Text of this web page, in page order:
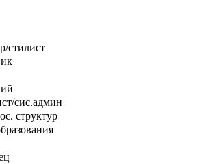
стилист
сис.админ
структур